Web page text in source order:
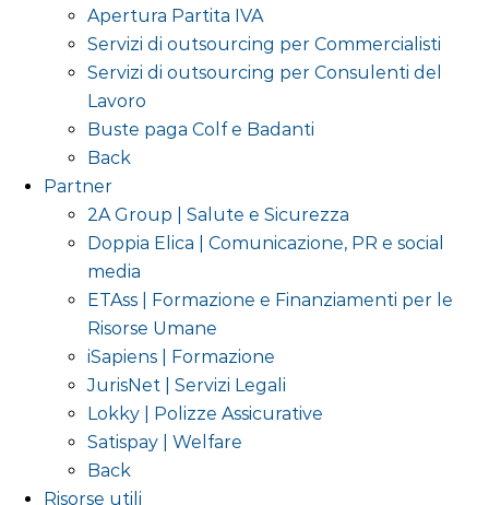
Apertura Partita IVA
Servizi di outsourcing per Commercialisti
Servizi di outsourcing per Consulenti del
Lavoro
Buste paga Colf e Badanti
Back
Partner
2A Group | Salute e Sicurezza
Doppia Elica | Comunicazione, PR e social
media
ETAss | Formazione e Finanziamenti per le
Risorse Umane
iSapiens | Formazione
JurisNet | Servizi Legali
Lokky | Polizze Assicurative
Satispay | Welfare
Back
Risorse utili